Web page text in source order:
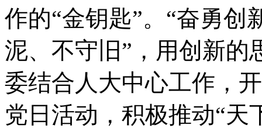
作的“金钥匙”。“奋勇创
泥、不守旧”，用创新的
委结合人大中心工作，
党日活动，积极推动“天